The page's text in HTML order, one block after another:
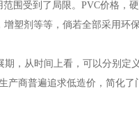
围受到了局限。PVC价格，
塑剂等等，倘若全部采用环
，从时间上看，可以分别定
产商普遍追求低造价，简化